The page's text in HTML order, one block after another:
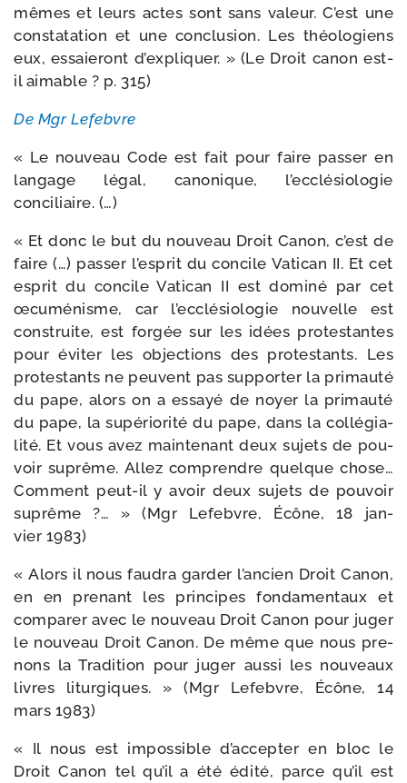
mêmes et leurs actes sont sans valeur. C’est une
consta­ta­tion et une conclu­sion. Les théo­lo­giens
eux, essaie­ront d’expliquer. » (Le Droit canon est-​
il aimable ? p. 315)
De Mgr Lefebvre
« Le nou­veau Code est fait pour faire pas­ser en
lan­gage légal, cano­nique, l’ecclésiologie
conciliaire. (…)
« Et donc le but du nou­veau Droit Canon, c’est de
faire (…) pas­ser l’esprit du concile Vatican II. Et cet
esprit du concile Vatican II est domi­né par cet
œcu­mé­nisme, car l’ecclésiologie nou­velle est
construite, est for­gée sur les idées pro­tes­tantes
pour évi­ter les objec­tions des pro­tes­tants. Les
pro­tes­tants ne peuvent pas sup­por­ter la pri­mau­té
du pape, alors on a essayé de noyer la pri­mau­té
du pape, la supé­rio­ri­té du pape, dans la col­lé­gia­
li­té. Et vous avez main­te­nant deux sujets de pou­
voir suprême. Allez com­prendre quelque chose…
Comment peut-​il y avoir deux sujets de pou­voir
suprême ?… » (Mgr Lefebvre, Écône, 18 jan­
vier 1983)
« Alors il nous fau­dra gar­der l’ancien Droit Canon,
en en pre­nant les prin­cipes fon­da­men­taux et
com­pa­rer avec le nou­veau Droit Canon pour juger
le nou­veau Droit Canon. De même que nous pre­
nons la Tradition pour juger aus­si les nou­veaux
livres litur­giques. » (Mgr Lefebvre, Écône, 14
mars 1983)
« Il nous est impos­sible d’accepter en bloc le
Droit Canon tel qu’il a été édi­té, parce qu’il est